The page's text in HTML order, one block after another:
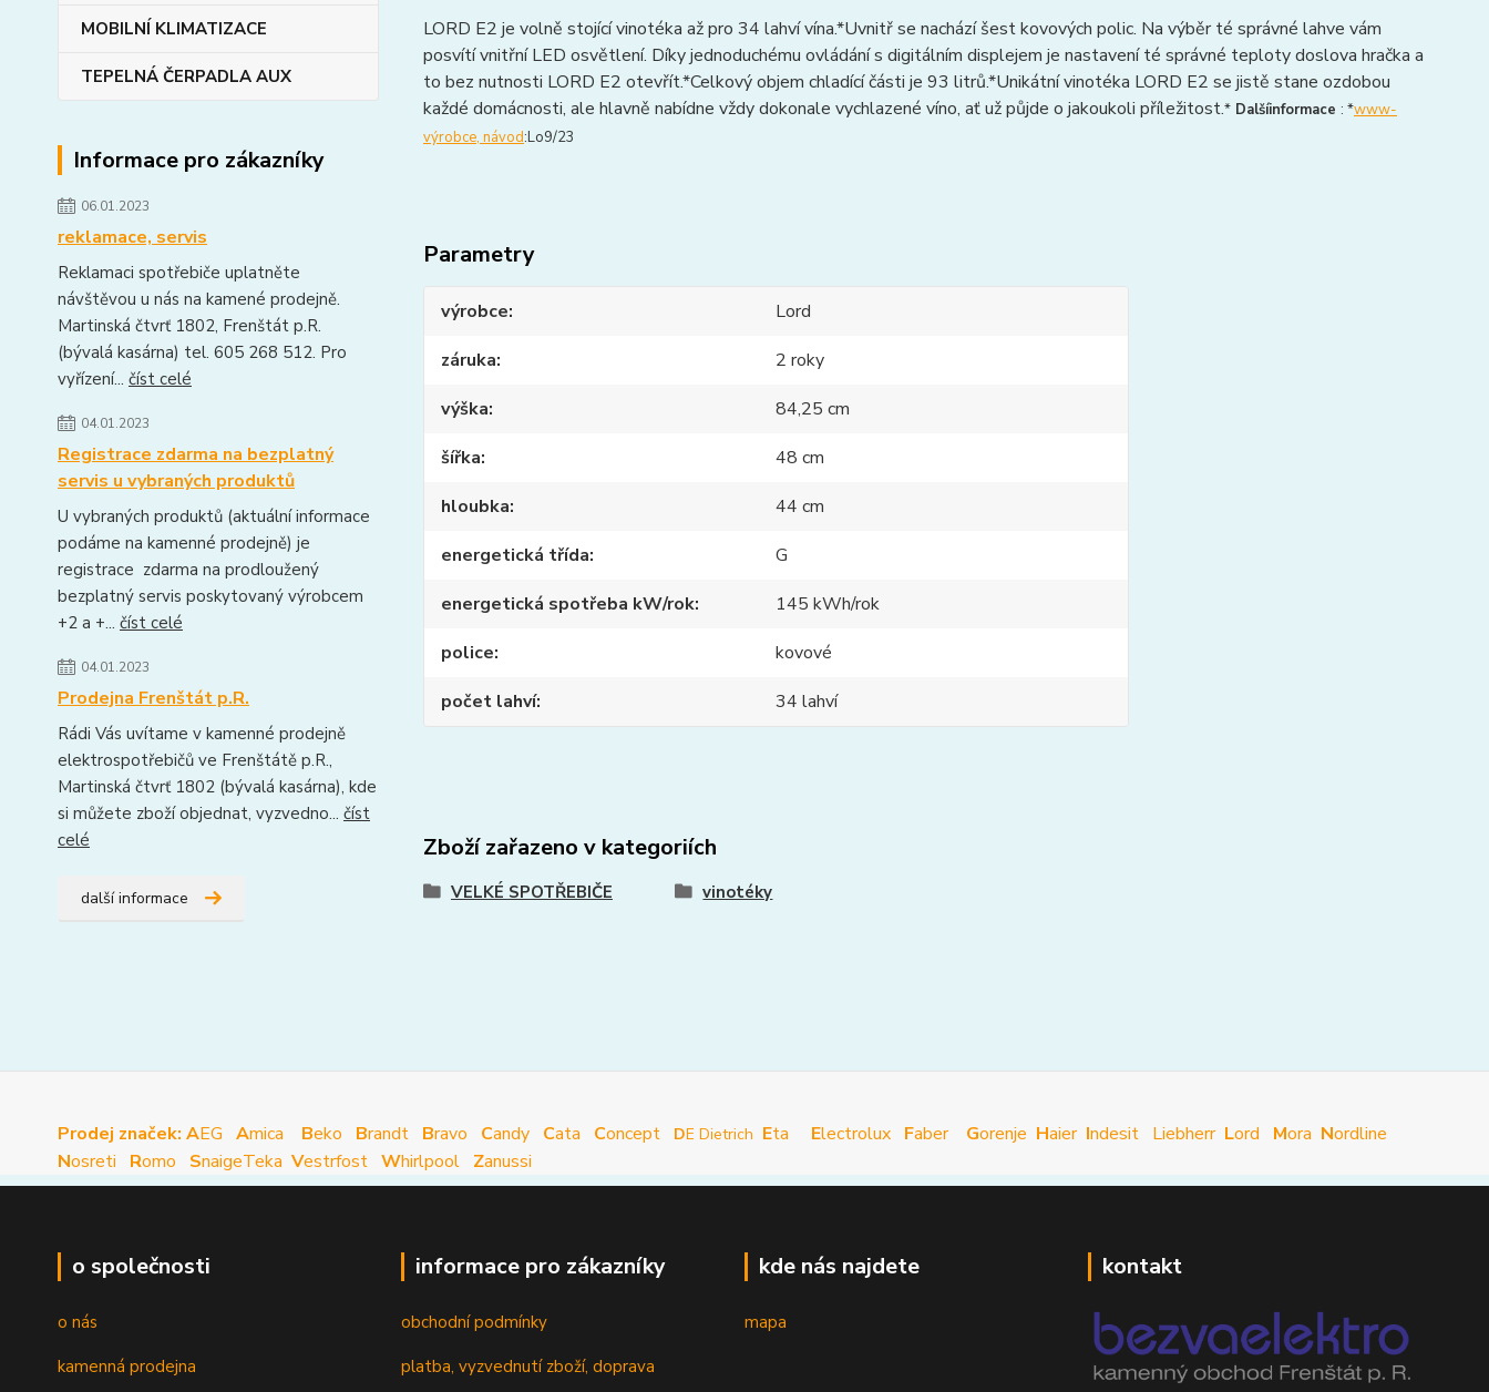
MOBILNÍ KLIMATIZACE
TEPELNÁ ČERPADLA AUX
Informace pro zákazníky
06.01.2023
reklamace, servis
Reklamaci spotřebiče uplatněte
návštěvou u nás na kamené prodejně.
Martinská čtvrť 1802, Frenštát p.R.
(bývalá kasárna) tel. 605 268 512. Pro
vyřízení... číst celé
04.01.2023
Registrace zdarma na bezplatný
servis u vybraných produktů
U vybraných produktů (aktuální informace
podáme na kamenné prodejně) je
registrace zdarma na prodloužený
bezplatný servis poskytovaný výrobcem
+2 a +... číst celé
04.01.2023
Prodejna Frenštát p.R.
Rádi Vás uvítame v kamenné prodejně
elektrospotřebičů ve Frenštátě p.R.,
Martinská čtvrť 1802 (bývalá kasárna), kde
si můžete zboží objednat, vyzvedno... číst
celé
další informace
LORD E2 je volně stojící vinotéka až pro 34 lahví vína.*Uvnitř se nachází šest kovových polic. Na výběr té správné lahve vám
posvítí vnitřní LED osvětlení. Díky jednoduchému ovládání s digitálním displejem je nastavení té správné teploty doslova hračka a
to bez nutnosti LORD E2 otevřít.*Celkový objem chladící části je 93 litrů.*Unikátní vinotéka LORD E2 se jistě stane ozdobou
každé domácnosti, ale hlavně nabídne vždy dokonale vychlazené víno, ať už půjde o jakoukoli příležitost.*Dalšíinformace : *www-
výrobce, návod:Lo9/23
Parametry
výrobce
Lord
záruka
2 roky
výška
84,25 cm
šířka
48 cm
hloubka
44 cm
energetická třída
G
energetická spotřeba kW/rok
145 kWh/rok
police
kovové
počet lahví
34 lahví
Zboží zařazeno v kategoriích
VELKÉ SPOTŘEBIČE vinotéky
Prodej značek: AEG Amica Beko Brandt Bravo Candy Cata Concept DE Dietrich Eta Electrolux Faber Gorenje Haier Indesit Liebherr Lord Mora Nordline
Nosreti Romo SnaigeTeka Vestrfost Whirlpool Zanussi
o společnosti
o nás
kamenná prodejna
informace pro zákazníky
obchodní podmínky
platba, vyzvednutí zboží, doprava
kde nás najdete
mapa
kontakt